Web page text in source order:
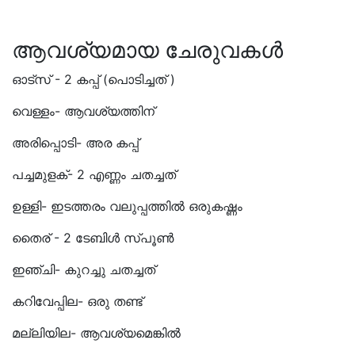
ആവശ്യമായ ചേരുവകൾ
ഓട്സ് - 2 കപ്പ് (പൊടിച്ചത് )
വെള്ളം- ആവശ്യത്തിന്
അരിപ്പൊടി- അര കപ്പ്
പച്ചമുളക്- 2 എണ്ണം ചതച്ചത്
ഉള്ളി- ഇടത്തരം വലുപ്പത്തിൽ ഒരുകഷ്ണം
തൈര് - 2 ടേബിൾ സ്പൂൺ
ഇഞ്ചി- കുറച്ചു ചതച്ചത്
കറിവേപ്പില- ഒരു തണ്ട്
മല്ലിയില- ആവശ്യമെങ്കിൽ